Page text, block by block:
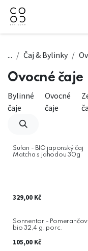
Přejít na obsah
... Čaj & Bylinky
Ovocné čaje
Bylinné
čaje
Ovocné
čaje
Šufan - BIO japonský čaj
Matcha s jahodou 30g
329,00 Kč
Sonnentor -
bio 32,4 g, porc.
105,00 Kč